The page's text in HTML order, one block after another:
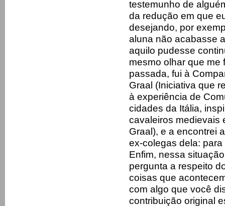
testemunho de
da redução em que
desejando, por
aluna não acabasse
aquilo pudesse
mesmo olhar que me
passada, fui à
Graal (Iniciativa que
à experiência de
cidades da Itália,
cavaleiros medievais
Graal), e a encontrei
ex-colegas dela:
Enfim, nessa
pergunta a respeito
coisas que
com algo que você
contribuição original